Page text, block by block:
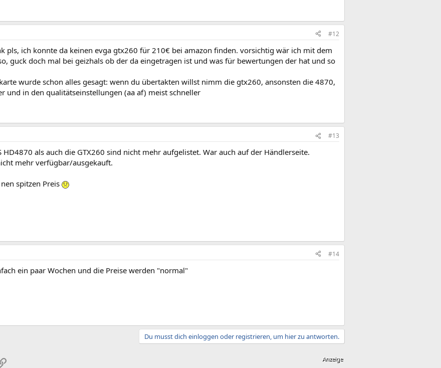
#12
pls, ich konnte da keinen evga gtx260 für 210€ bei amazon finden. vorsichtig wär ich mit dem
guck doch mal bei geizhals ob der da eingetragen ist und was für bewertungen der hat und so
wurde schon alles gesagt: wenn du übertakten willst nimm die gtx260, ansonsten die 4870,
und in den qualitätseinstellungen (aa af) meist schneller
#13
HD4870 als auch die GTX260 sind nicht mehr aufgelistet. War auch auf der Händlerseite.
mehr verfügbar/ausgekauft.
spitzen Preis
#14
ein paar Wochen und die Preise werden "normal"
Du musst dich einloggen oder registrieren, um hier zu antworten.
Link